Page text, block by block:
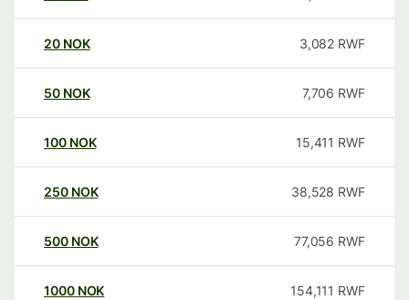
20 NOK 3,082 RWF
50 NOK 7,706 RWF
100 NOK 15,411 RWF
250 NOK 38,528 RWF
500 NOK 77,056 RWF
1000 NOK 154,111 RWF